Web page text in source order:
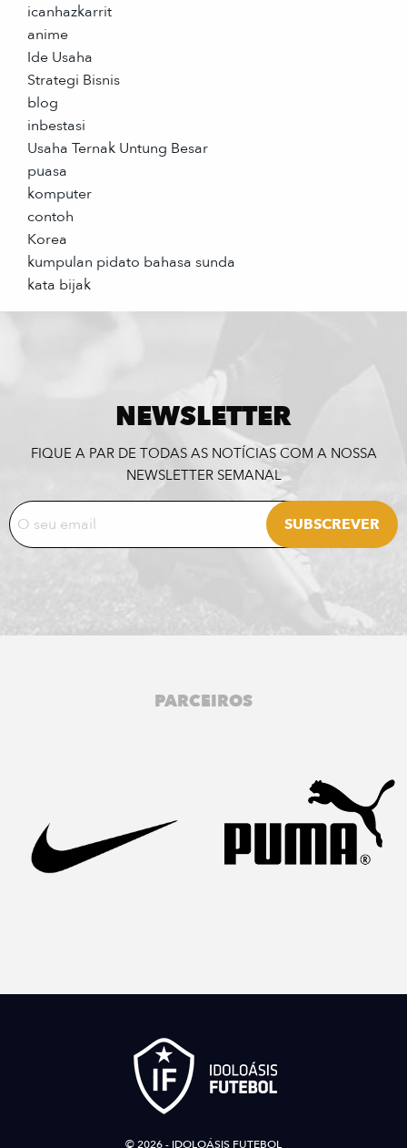
icanhazkarrit
anime
Ide Usaha
Strategi Bisnis
blog
inbestasi
Usaha Ternak Untung Besar
puasa
komputer
contoh
Korea
kumpulan pidato bahasa sunda
kata bijak
NEWSLETTER
FIQUE A PAR DE TODAS AS NOTÍCIAS COM A NOSSA
NEWSLETTER SEMANAL
PARCEIROS
© 2026 - IDOLOÁSIS FUTEBOL